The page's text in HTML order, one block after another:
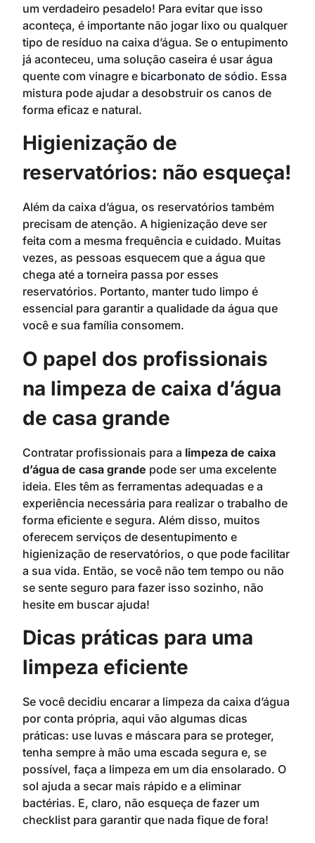
um verdadeiro pesadelo! Para evitar que isso
aconteça, é importante não jogar lixo ou qualquer
tipo de resíduo na caixa d’água. Se o entupimento
já aconteceu, uma solução caseira é usar água
quente com vinagre e bicarbonato de sódio. Essa
mistura pode ajudar a desobstruir os canos de
forma eficaz e natural.
Higienização de
reservatórios: não esqueça!
Além da caixa d’água, os reservatórios também
precisam de atenção. A higienização deve ser
feita com a mesma frequência e cuidado. Muitas
vezes, as pessoas esquecem que a água que
chega até a torneira passa por esses
reservatórios. Portanto, manter tudo limpo é
essencial para garantir a qualidade da água que
você e sua família consomem.
O papel dos profissionais
na limpeza de caixa d’água
de casa grande
Contratar profissionais para a limpeza de caixa
d’água de casa grande pode ser uma excelente
ideia. Eles têm as ferramentas adequadas e a
experiência necessária para realizar o trabalho de
forma eficiente e segura. Além disso, muitos
oferecem serviços de desentupimento e
higienização de reservatórios, o que pode facilitar
a sua vida. Então, se você não tem tempo ou não
se sente seguro para fazer isso sozinho, não
hesite em buscar ajuda!
Dicas práticas para uma
limpeza eficiente
Se você decidiu encarar a limpeza da caixa d’água
por conta própria, aqui vão algumas dicas
práticas: use luvas e máscara para se proteger,
tenha sempre à mão uma escada segura e, se
possível, faça a limpeza em um dia ensolarado. O
sol ajuda a secar mais rápido e a eliminar
bactérias. E, claro, não esqueça de fazer um
checklist para garantir que nada fique de fora!